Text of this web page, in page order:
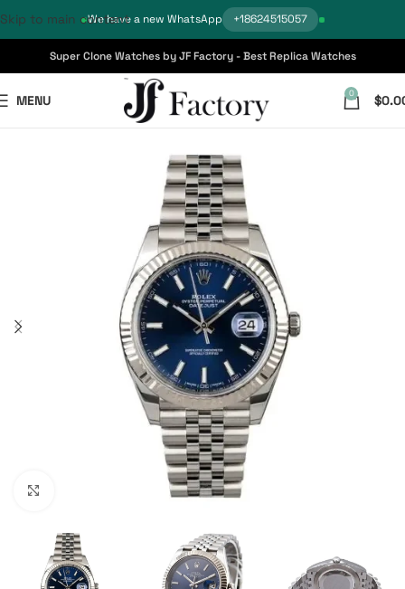
We have a new WhatsApp +18624515057
Skip to main content
Super Clone Watches by JF Factory - Best Replica Watches
MENU 0 $